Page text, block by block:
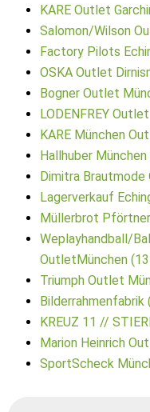
KARE Outlet
Salomon/Wilson
Factory Pilots
OSKA Outlet
Bogner Outlet
LODENFREY
KARE München
Hallhuber
Dimitra
Lagerverkauf
Müllerbrot
Weplayhandball/
OutletMünchen
Triumph Outlet
Bilderrahmenfabrik
KREUZ 11 //
Marion Heinrich
SportScheck